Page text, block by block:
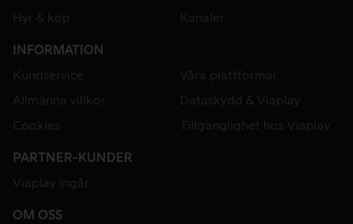
Hyr & köp
Kanaler
INFORMATION
Kundservice
Våra plattformar
Allmänna villkor
Dataskydd & Viaplay
Cookies
Tillgänglighet hos Viaplay
PARTNER-KUNDER
Viaplay ingår
OM OSS